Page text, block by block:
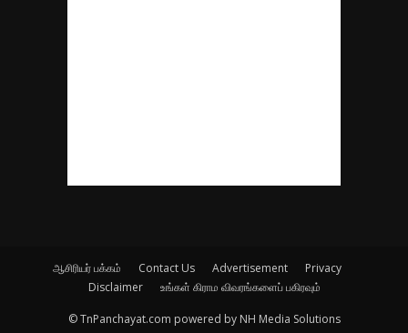
ஆசிரியர் பக்கம் Contact Us Advertisement
Privacy
Disclaimer
உங்கள் கிராம விவரங்களைப் பகிரவும்
© TnPanchayat.com powered by NH Media Solutions